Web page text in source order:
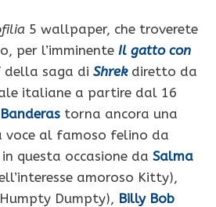
5 wallpaper, che troverete
per l’imminente Il gatto con
saga di Shrekdiretto da
italiane a partire dal 16
torna ancora una
al famoso felino da
questa occasione da Salma
amoroso Kitty),
Dumpty), Billy Bob